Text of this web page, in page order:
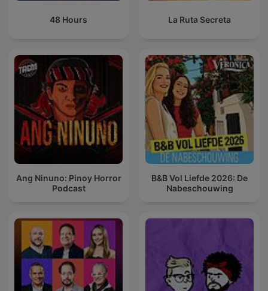
48 Hours La Ruta Secreta
Ang Ninuno: Pinoy Horror
Podcast
B&B Vol Liefde 2026: De
Nabeschouwing